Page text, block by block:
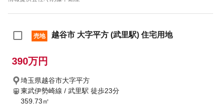
売地 越谷市 大字平方 (武里駅) 住宅用地
390万円
埼玉県越谷市大字平方
東武伊勢崎線 / 武里駅 徒歩23分
359.73㎡